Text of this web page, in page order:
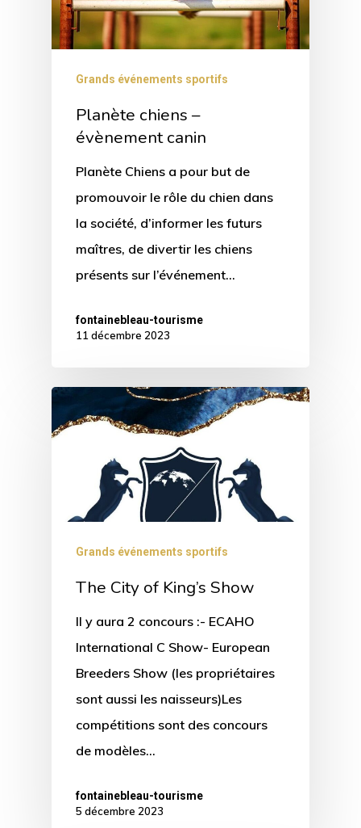
Grands événements sportifs
Planète chiens –
évènement canin
Planète Chiens a pour but de
promouvoir le rôle du chien dans
la société, d’informer les futurs
maîtres, de divertir les chiens
présents sur l’événement…
fontainebleau-tourisme
11 décembre 2023
Grands événements sportifs
The City of King’s Show
Il y aura 2 concours :- ECAHO
International C Show- European
Breeders Show (les propriétaires
sont aussi les naisseurs)Les
compétitions sont des concours
de modèles…
fontainebleau-tourisme
5 décembre 2023